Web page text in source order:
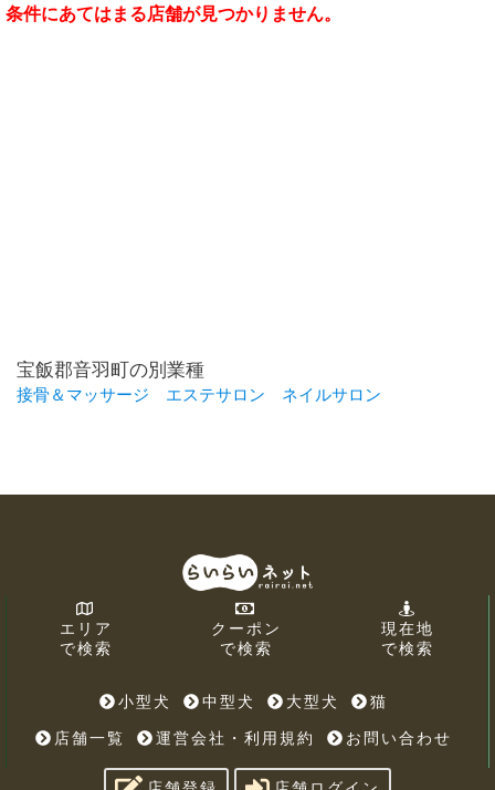
条件にあてはまる店舗が見つかりません。
宝飯郡音羽町の別業種
接骨＆マッサージ エステサロン ネイルサロン
エリア
で検索
クーポン
で検索
現在地
で検索
小型犬 中型犬 大型犬
猫
店舗一覧
運営会社・利用規約 お問い合わせ